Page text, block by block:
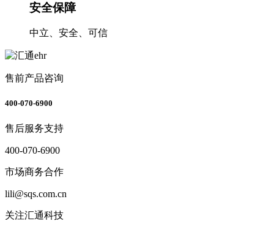
安全保障
中立、安全、可信
售前产品咨询
400-070-6900
售后服务支持
400-070-6900
市场商务合作
lili@sqs.com.cn
关注汇通科技